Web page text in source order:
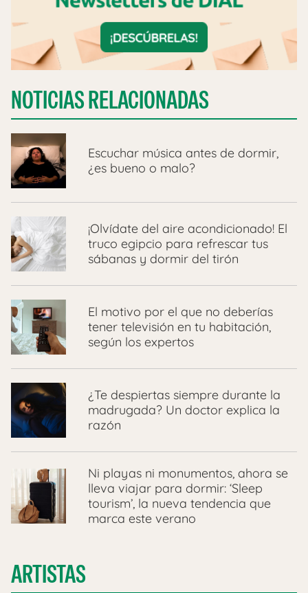
NOTICIAS RELACIONADAS
Escuchar música antes de dormir,
¿es bueno o malo?
¡Olvídate del aire acondicionado! El
truco egipcio para refrescar tus
sábanas y dormir del tirón
El motivo por el que no deberías
tener televisión en tu habitación,
según los expertos
¿Te despiertas siempre durante la
madrugada? Un doctor explica la
razón
Ni playas ni monumentos, ahora se
lleva viajar para dormir: ‘Sleep
tourism’, la nueva tendencia que
marca este verano
ARTISTAS